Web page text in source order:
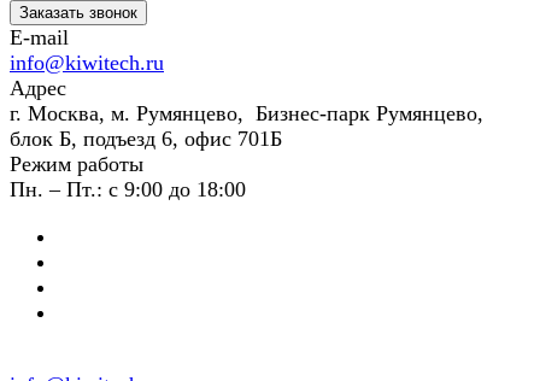
Заказать звонок
E-mail
info@kiwitech.ru
Адрес
г. Москва, м. Румянцево, Бизнес-парк Румянцево,
блок Б, подъезд 6, офис 701Б
Режим работы
Пн. – Пт.: с 9:00 до 18:00